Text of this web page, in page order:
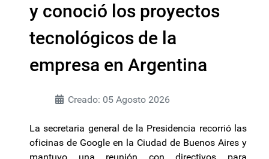
y conoció los proyectos
tecnológicos de la
empresa en Argentina
Creado: 05 Agosto 2026
La secretaria general de la Presidencia recorrió las
oficinas de Google en la Ciudad de Buenos Aires y